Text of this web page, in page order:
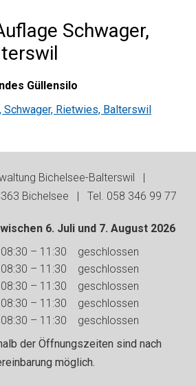
Schwager,
Güllensilo
Rietwies, Balterswil
Bichelsee-Balterswil |
Bichelsee | Tel. 058 346 99 77
6. Juli und 7. August 2026
Vormittag Nachmittag
08:30 – 11:30
geschlossen
08:30 – 11:30
geschlossen
08:30 – 11:30
geschlossen
08:30 – 11:30
geschlossen
08:30 – 11:30
geschlossen
der Öffnungszeiten sind nach
möglich.